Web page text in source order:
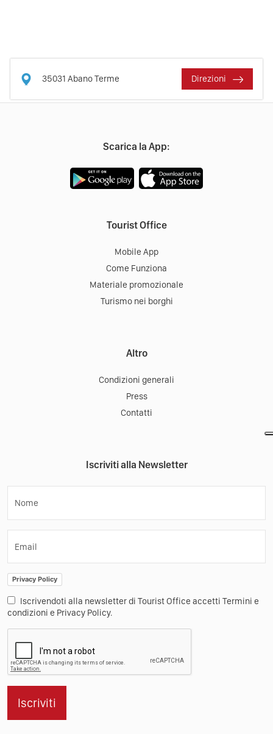
35031 Abano Terme Direzioni
Scarica la App:
Tourist Office
Mobile App
Come Funziona
Materiale promozionale
Turismo nei borghi
Altro
Condizioni generali
Press
Contatti
Iscriviti alla Newsletter
Nome
Email
Privacy Policy
Iscrivendoti alla newsletter di Tourist Office accetti Termini e
condizioni e Privacy Policy.
Iscriviti